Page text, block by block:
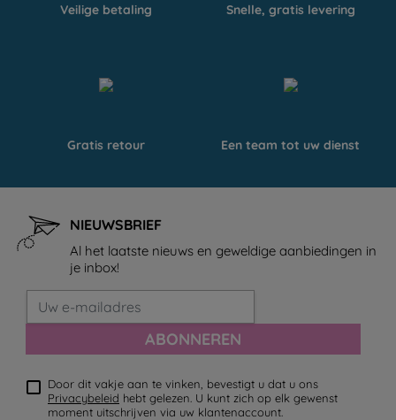
Veilige betaling Snelle, gratis levering
Gratis retour Een team tot uw dienst
NIEUWSBRIEF
Al het laatste nieuws en geweldige aanbiedingen in
je inbox!
ABONNEREN
Door dit vakje aan te vinken, bevestigt u dat u ons
Privacybeleid hebt gelezen. U kunt zich op elk gewenst
moment uitschrijven via uw klantenaccount.